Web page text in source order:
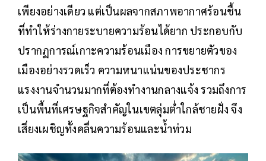
เพียงอย่างเดียว แต่เป็นผลจากสภาพอากาศร้อนชื้น
ที่ทำให้ร่างกายระบายความร้อนได้ยาก ประกอบกับ
ปรากฏการณ์เกาะความร้อนเมือง การขยายตัวของ
เมืองอย่างรวดเร็ว ความหนาแน่นของประชากร
แรงงานจำนวนมากที่ต้องทำงานกลางแจ้ง รวมถึงการ
เป็นพื้นที่เศรษฐกิจสำคัญในเขตลุ่มต่ำใกล้ชายฝั่ง จึง
เสี่ยงเผชิญทั้งคลื่นความร้อนและน้ำท่วม